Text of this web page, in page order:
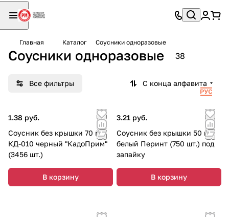
Главная Каталог Соусники одноразовые
Соусники одноразовые 38
Все фильтры С конца алфавита
1.38 руб.
Соусник без крышки 70 мл
КД-010 черный "КадоПрим"
(3456 шт.)
В корзину
3.21 руб.
Соусник без крышки 50 мл
белый Перинт (750 шт.) под
запайку
В корзину